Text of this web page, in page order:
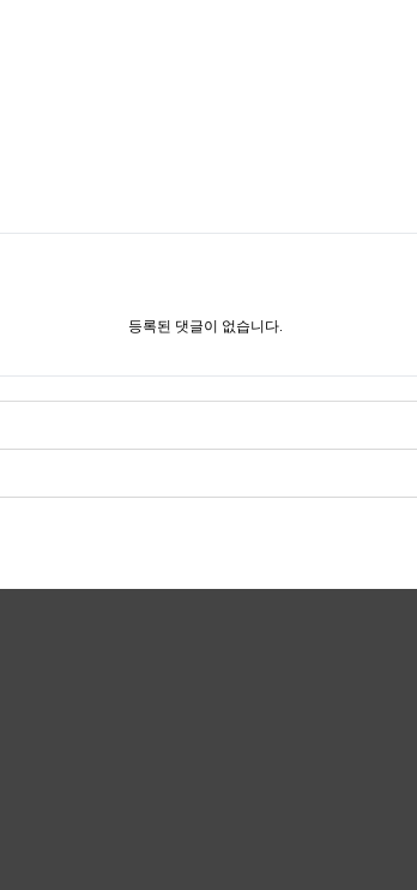
등록된 댓글이 없습니다.